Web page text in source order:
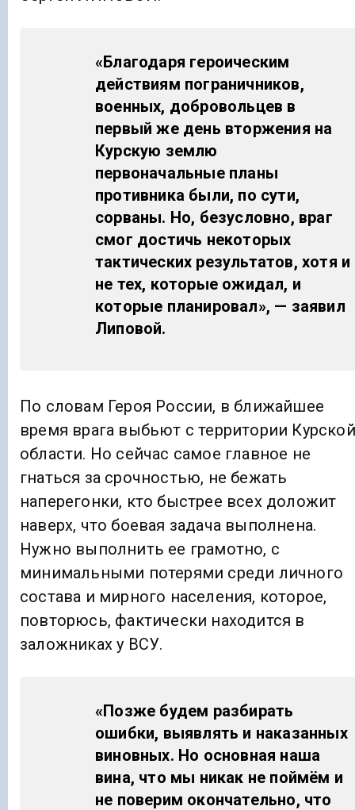
«Благодаря героическим
действиям пограничников,
военных, добровольцев в
первый же день вторжения на
Курскую землю
первоначальные планы
противника были, по сути,
сорваны. Но, безусловно, враг
смог достичь некоторых
тактических результатов, хотя и
не тех, которые ожидал, и
которые планировал», — заявил
Липовой.
По словам Героя России, в ближайшее
время врага выбьют с территории Курской
области. Но сейчас самое главное не
гнаться за срочностью, не бежать
наперегонки, кто быстрее всех доложит
наверх, что боевая задача выполнена.
Нужно выполнить ее грамотно, с
минимальными потерями среди личного
состава и мирного населения, которое,
повторюсь, фактически находится в
заложниках у ВСУ.
«Позже будем разбирать
ошибки, выявлять и наказанных
виновных. Но основная наша
вина, что мы никак не поймём и
не поверим окончательно, что